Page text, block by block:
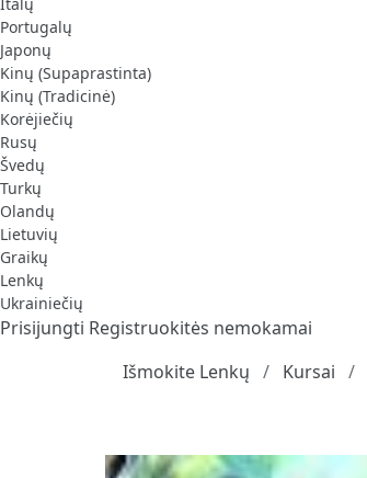
Portugalų
Japonų
Kinų (Supaprastinta)
Kinų (Tradicinė)
Korėjiečių
Rusų
Švedų
Turkų
Olandų
Lietuvių
Graikų
Lenkų
Ukrainiečių
Prisijungti Registruokitės nemokamai
Išmokite Lenkų
Kursai